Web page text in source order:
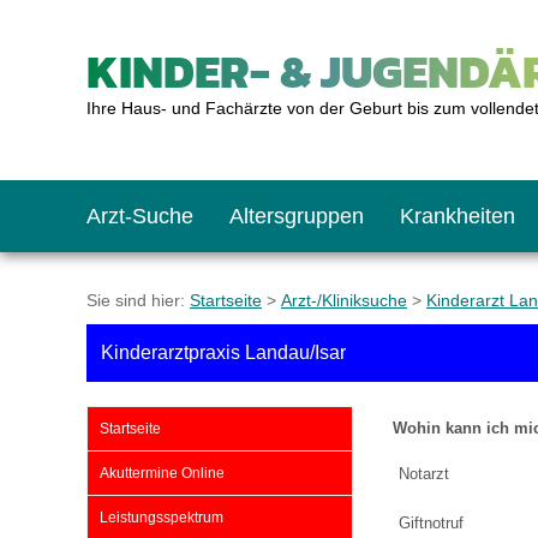
KINDER- &
Ihre Haus- und Fachärzte von der Geburt bis zum
Arzt-Suche Altersgruppen
Das erste Jahr
Jugendliche
Krankheiten
Baby: U1 bis U6
Teenager: J1 bis J2
Impfkalender
Impfreaktionen
Notrufnummern
Sofortmaßnahmen
Notdienste
Link-Tipps
BMI-Rechner
Wachstum-Rechner
Sie sind hier: Startseite > Arzt-/Kliniksuche > Kinderarzt
Kinderarztpraxis Landau/Isar
Startseite
Akuttermine Online
Leistungsspektrum
Wohin kann ich
Notarzt
Giftnotruf